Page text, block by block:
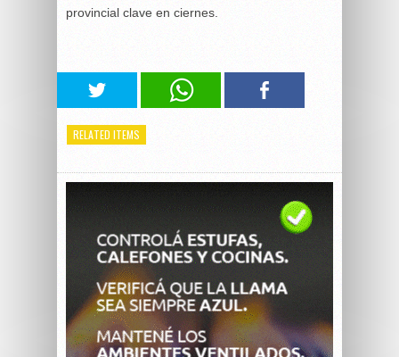
provincial clave en ciernes.
RELATED ITEMS